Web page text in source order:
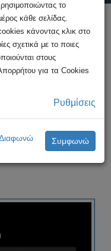
το
κάθε σελίδας.
κάνοντας κλικ στο
σχετικά με το ποιες
στους
για τα Cookies
Ρυθμίσεις
Συμφωνώ